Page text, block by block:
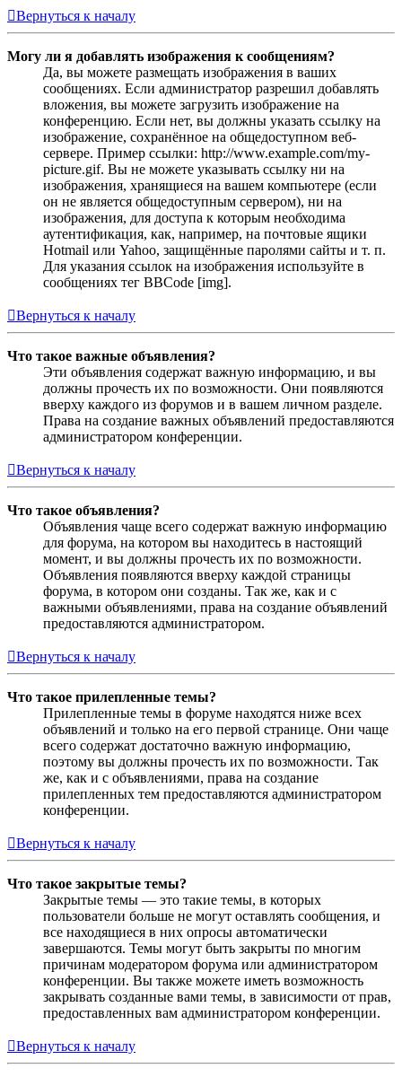
Вернуться к началу
Могу ли я добавлять изображения к сообщениям?
Да, вы можете размещать изображения в ваших
сообщениях. Если администратор разрешил добавлять
вложения, вы можете загрузить изображение на
конференцию. Если нет, вы должны указать ссылку на
изображение, сохранённое на общедоступном веб-
сервере. Пример ссылки: http://www.example.com/my-
picture.gif. Вы не можете указывать ссылку ни на
изображения, хранящиеся на вашем компьютере (если
он не является общедоступным сервером), ни на
изображения, для доступа к которым необходима
аутентификация, как, например, на почтовые ящики
Hotmail или Yahoo, защищённые паролями сайты и т. п.
Для указания ссылок на изображения используйте в
сообщениях тег BBCode [img].
Вернуться к началу
Что такое важные объявления?
Эти объявления содержат важную информацию, и вы
должны прочесть их по возможности. Они появляются
вверху каждого из форумов и в вашем личном разделе.
Права на создание важных объявлений предоставляются
администратором конференции.
Вернуться к началу
Что такое объявления?
Объявления чаще всего содержат важную информацию
для форума, на котором вы находитесь в настоящий
момент, и вы должны прочесть их по возможности.
Объявления появляются вверху каждой страницы
форума, в котором они созданы. Так же, как и с
важными объявлениями, права на создание объявлений
предоставляются администратором.
Вернуться к началу
Что такое прилепленные темы?
Прилепленные темы в форуме находятся ниже всех
объявлений и только на его первой странице. Они чаще
всего содержат достаточно важную информацию,
поэтому вы должны прочесть их по возможности. Так
же, как и с объявлениями, права на создание
прилепленных тем предоставляются администратором
конференции.
Вернуться к началу
Что такое закрытые темы?
Закрытые темы — это такие темы, в которых
пользователи больше не могут оставлять сообщения, и
все находящиеся в них опросы автоматически
завершаются. Темы могут быть закрыты по многим
причинам модератором форума или администратором
конференции. Вы также можете иметь возможность
закрывать созданные вами темы, в зависимости от прав,
предоставленных вам администратором конференции.
Вернуться к началу